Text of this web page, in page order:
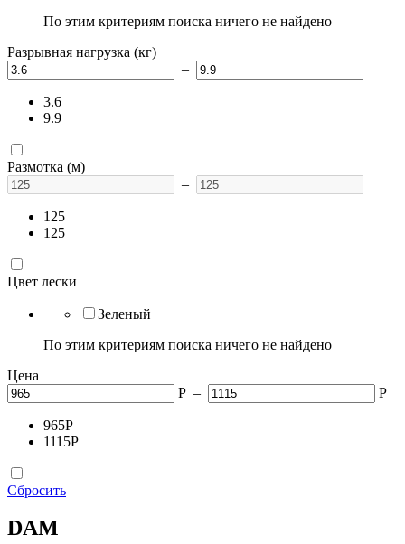
По этим критериям поиска ничего не найдено
Разрывная нагрузка (кг)
–
3.6
9.9
Размотка (м)
–
125
125
Цвет лески
Зеленый
По этим критериям поиска ничего не найдено
Цена
Р – Р
965Р
1115Р
Сбросить
DAM